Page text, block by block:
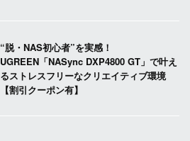
“脱・NAS初心者”を実感！
UGREEN「NASync DXP4800 GT」で叶え
るストレスフリーなクリエイティブ環境
【割引クーポン有】